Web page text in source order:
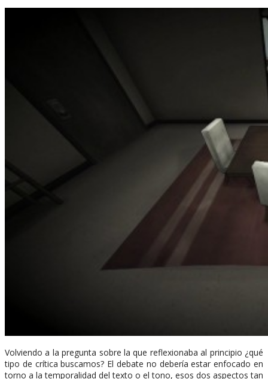
Volviendo a la pregunta sobre la que reflexionaba al principio ¿qué
tipo de crítica buscamos? El debate no debería estar enfocado en
torno a la temporalidad del texto o el tono, esos dos aspectos tan